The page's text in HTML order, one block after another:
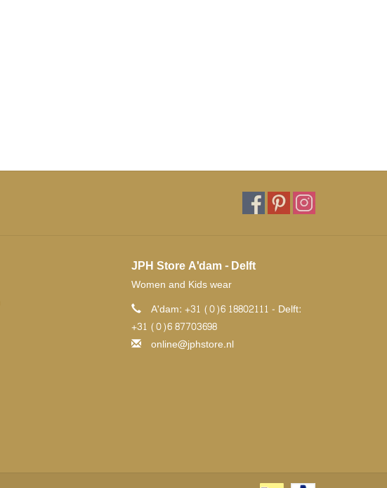
JPH Store A'dam - Delft
Women and Kids wear
A'dam: +31 (0)6 18802111 - Delft:
+31 (0)6 87703698
online@jphstore.nl